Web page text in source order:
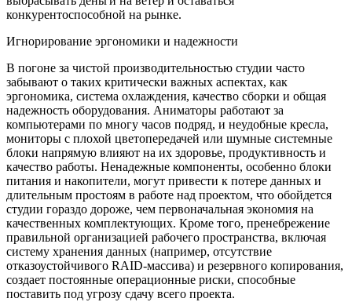
конкурентоспособной на рынке.
Игнорирование эргономики и надежности
В погоне за чистой производительностью студии часто
забывают о таких критически важных аспектах, как
эргономика, система охлаждения, качество сборки и общая
надежность оборудования. Аниматоры работают за
компьютерами по многу часов подряд, и неудобные кресла,
мониторы с плохой цветопередачей или шумные системные
блоки напрямую влияют на их здоровье, продуктивность и
качество работы. Ненадежные компоненты, особенно блоки
питания и накопители, могут привести к потере данных и
длительным простоям в работе над проектом, что обойдется
студии гораздо дороже, чем первоначальная экономия на
качественных комплектующих. Кроме того, пренебрежение
правильной организацией рабочего пространства, включая
систему хранения данных (например, отсутствие
отказоустойчивого RAID-массива) и резервного копирования,
создает постоянные операционные риски, способные
поставить под угрозу сдачу всего проекта.